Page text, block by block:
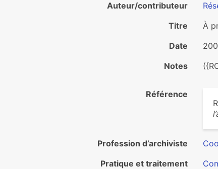
Auteur/contributeur
Titre
À
Date
Notes
Référence
Profession d’archiviste
Pratique et traitement